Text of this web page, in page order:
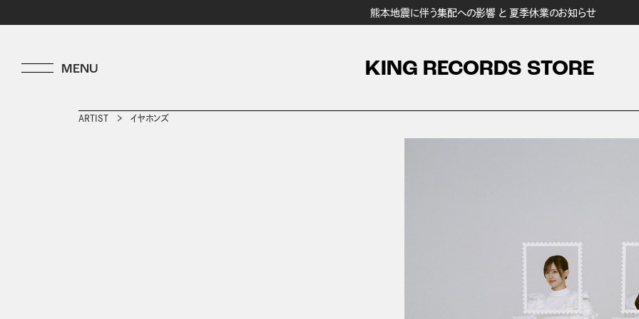
熊本地震に伴う集配への影響 と 夏季休業のお知らせ
KING RECORDS STORE
ARTIST イヤホンズ